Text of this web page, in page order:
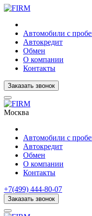
Автомобили с
Автокредит
Обмен
О компании
Контакты
Заказать звонок
Москва
Автомобили с
Автокредит
Обмен
О компании
Контакты
+7(499) 444-80-07
Заказать звонок